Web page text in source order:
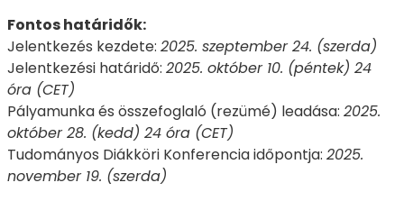
Fontos határidők:
Jelentkezés kezdete: 2025. szeptember 24. (szerda)
Jelentkezési határidő: 2025. október 10. (péntek) 24
óra (CET)
Pályamunka és összefoglaló (rezümé) leadása: 2025.
október 28. (kedd) 24 óra (CET)
Tudományos Diákköri Konferencia időpontja: 2025.
november 19. (szerda)